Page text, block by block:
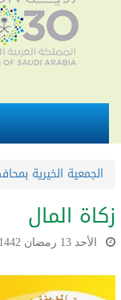
الجمعية الخيرية
زكاة المال
الأحد 13 رمضان 1442هـ 25-4-2021م